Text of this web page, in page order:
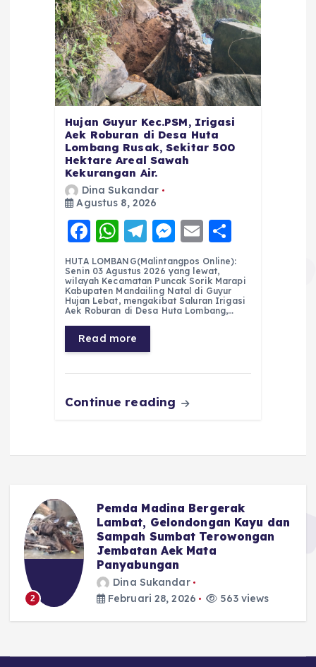
Hujan Guyur Kec.PSM, Irigasi
Aek Roburan di Desa Huta
Lombang Rusak, Sekitar 500
Hektare Areal Sawah
Kekurangan Air.
Dina Sukandar
Agustus 8, 2026
F
a
c
e
b
o
o
k
W
h
a
ts
A
p
p
T
el
e
g
r
a
m
M
e
ss
e
n
er
E
m
ai
l
h
a
re
HUTA LOMBANG(Malintangpos Online):
Senin 03 Agustus 2026 yang lewat,
wilayah Kecamatan Puncak Sorik Marapi
Kabupaten Mandailing Natal di Guyur
Hujan Lebat, mengakibat Saluran Irigasi
Aek Roburan di Desa Huta Lombang,…
Read more
Continue reading
2
Pemda Madina Bergerak
Lambat, Gelondongan Kayu dan
Sampah Sumbat Terowongan
Jembatan Aek Mata
Panyabungan
Dina Sukandar
Februari 28, 2026
563 views